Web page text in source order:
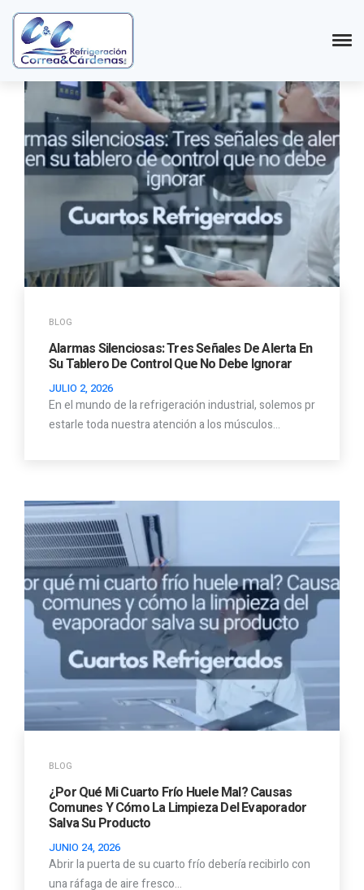
BLOG
Alarmas Silenciosas: Tres Señales De Alerta En
Su Tablero De Control Que No Debe Ignorar
JULIO 2, 2026
En el mundo de la refrigeración industrial, solemos pr
estarle toda nuestra atención a los músculos…
BLOG
¿Por Qué Mi Cuarto Frío Huele Mal? Causas
Comunes Y Cómo La Limpieza Del Evaporador
Salva Su Producto
JUNIO 24, 2026
Abrir la puerta de su cuarto frío debería recibirlo con
una ráfaga de aire fresco…